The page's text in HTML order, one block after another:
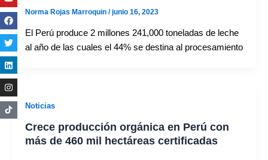
Norma Rojas Marroquin /junio 16, 2023
El Perú produce 2 millones 241,000 toneladas de leche
al año de las cuales el 44% se destina al procesamiento
Noticias
Crece producción orgánica en Perú con
más de 460 mil hectáreas certificadas